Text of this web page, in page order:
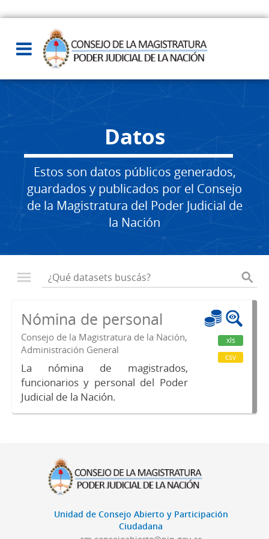
Datos
Estos son datos públicos generados,
guardados y publicados por el Consejo
de la Magistratura del Poder Judicial de
la Nación
Nómina de personal
Consejo de la Magistratura de la Nación,
Administración General
La nómina de magistrados,
funcionarios y personal del Poder
Judicial de la Nación.
xls
csv
Unidad de Consejo Abierto y Participación
Ciudadana